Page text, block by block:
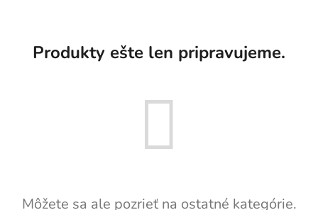
Produkty ešte len pripravujeme.
Môžete sa ale pozrieť na ostatné kategórie.